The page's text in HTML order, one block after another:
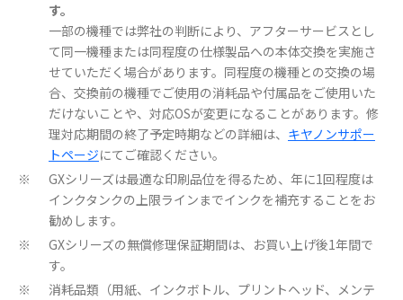
す。
一部の機種では弊社の判断により、アフターサービスとし
て同一機種または同程度の仕様製品への本体交換を実施さ
せていただく場合があります。同程度の機種との交換の場
合、交換前の機種でご使用の消耗品や付属品をご使用いた
だけないことや、対応OSが変更になることがあります。修
理対応期間の終了予定時期などの詳細は、 キヤノンサポー
トページにてご確認ください。
※
GXシリーズは最適な印刷品位を得るため、年に1回程度は
インクタンクの上限ラインまでインクを補充することをお
勧めします。
※
GXシリーズの無償修理保証期間は、お買い上げ後1年間で
す。
※
消耗品類（用紙、インクボトル、プリントヘッド、メンテ